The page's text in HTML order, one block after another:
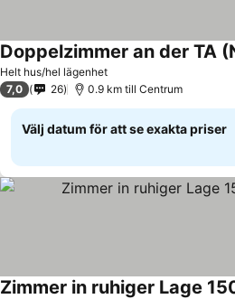
Helt hus/hel lägenhet
Doppelzimmer an der TA
7,0 26 0.9 km till Centrum
Välj datum för att se exakta priser
Zimmer in ruhiger Lage